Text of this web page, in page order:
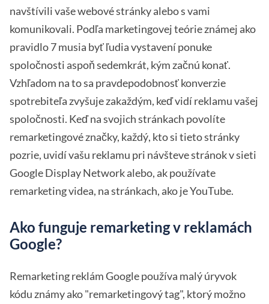
navštívili vaše webové stránky alebo s vami
komunikovali. Podľa marketingovej teórie známej ako
pravidlo 7 musia byť ľudia vystavení ponuke
spoločnosti aspoň sedemkrát, kým začnú konať.
Vzhľadom na to sa pravdepodobnosť konverzie
spotrebiteľa zvyšuje zakaždým, keď vidí reklamu vašej
spoločnosti. Keď na svojich stránkach povolíte
remarketingové značky, každý, kto si tieto stránky
pozrie, uvidí vašu reklamu pri návšteve stránok v sieti
Google Display Network alebo, ak používate
remarketing videa, na stránkach, ako je YouTube.
Ako funguje remarketing v reklamách
Google?
Remarketing reklám Google používa malý úryvok
kódu známy ako "remarketingový tag", ktorý možno